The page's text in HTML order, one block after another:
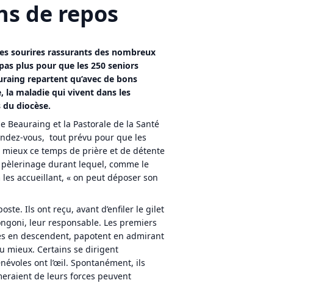
de repos
sourires rassurants des nombreux
plus pour que les 250 seniors
repartent qu’avec de bons
la maladie qui vivent dans les
diocèse.
Beauraing et la Pastorale de la Santé
vous, tout prévu pour que les
ce temps de prière et de détente
durant lequel, comme le
accueillant, « on peut déposer son
Ils ont reçu, avant d’enfiler le gilet
leur responsable. Les premiers
en descendent, papotent en admirant
mieux. Certains se dirigent
ont l’œil. Spontanément, ils
de leurs forces peuvent